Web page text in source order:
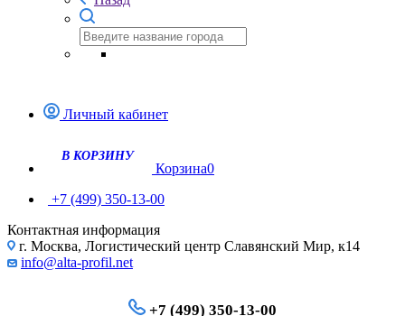
Личный кабинет
Корзина0
+7 (499) 350-13-00
Контактная информация
г. Москва, Логистический центр Славянский Мир, к14
info@alta-profil.net
+7 (499) 350-13-00